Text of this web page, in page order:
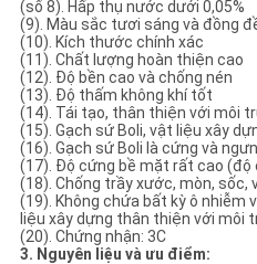
(số 8). Hấp thụ nước dưới 0,05%
(9). Màu sắc tươi sáng và đồng
(10). Kích thước chính xác
(11). Chất lượng hoàn thiện cao
(12). Độ bền cao và chống nén
(13). Độ thấm không khí tốt
(14). Tái tạo, thân thiện với môi
(15). Gạch sứ Boli, vật liệu xây
(16). Gạch sứ Boli là cứng và
(17). Độ cứng bề mặt rất cao (độ
(18). Chống trầy xước, mòn, sốc,
(19). Không chứa bất kỳ ô nhiễm
liệu xây dựng thân thiện với môi
(20). Chứng nhận: 3C
3. Nguyên liệu và ưu điểm: